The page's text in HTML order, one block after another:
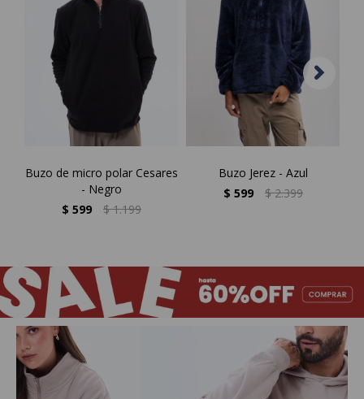
Buzo de micro polar Cesares
- Negro
$ 599 $ 1.199
Buzo Jerez - Azul
$ 599 $ 2.399